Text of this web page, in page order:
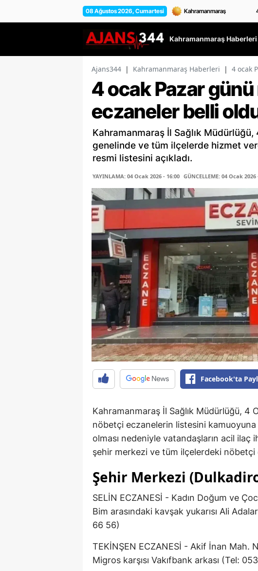
08 Ağustos 2026, Cumartesi
Kahramanmaraş Haberleri
Ajans344 | Kahramanmaraş Haberleri | 4 ocak
4 ocak Pazar
eczaneler belli
Kahramanmaraş İl Sağlık
genelinde ve tüm ilçelerde hizmet
resmi listesini açıkladı.
YAYINLAMA: 04 Ocak 2026 - 16:00 GÜNCELLEME: 04 Ocak 2026
Facebook'ta
Kahramanmaraş İl Sağlık Müdürlüğü, 4
nöbetçi eczanelerin listesini kamuoyuna
olması nedeniyle vatandaşların acil ilaç
şehir merkezi ve tüm ilçelerdeki nöbetçi
Şehir Merkezi
SELİN ECZANESİ - Kadın Doğum ve
Bim arasındaki kavşak yukarısı Ali
66 56)
TEKİNŞEN ECZANESİ - Akif İnan Mah.
Migros karşısı Vakıfbank arkası (Tel: